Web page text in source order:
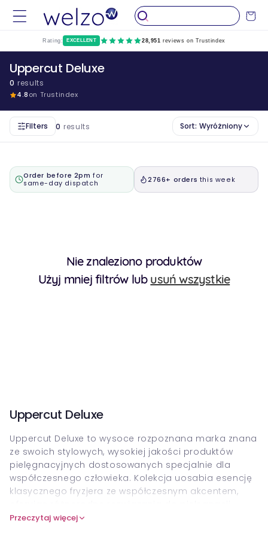
do
Wózek
Rating: EXCELLENT 28,951 reviews on Trustindex
Uppercut Deluxe
0 results
4.8on Trustindex
Filters 0 results Sort: Wyróżniony
Order before 2pm for
same-day dispatch
2766+ orders this week
Nie znaleziono produktów
Użyj mniej filtrów lub usuń wszystkie
Uppercut Deluxe
Uppercut Deluxe to wysoce rozpoznana marka znana
ze swoich stylowych, wysokiej jakości produktów
pielęgnacyjnych dostosowanych specjalnie dla
współczesnego człowieka. Kolekcja uosabia esencję
klasycznego fryzjera ze współczesnym akcentem,
włosów i stylizacji. Centralne dla Olncut Deluxe są ich
Przeczytaj więcej